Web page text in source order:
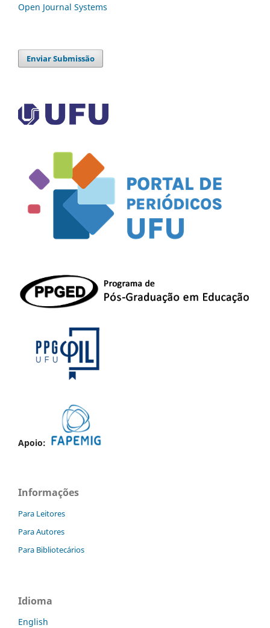
Open Journal Systems
Enviar Submissão
Apoio:
Informações
Para Leitores
Para Autores
Para Bibliotecários
Idioma
English